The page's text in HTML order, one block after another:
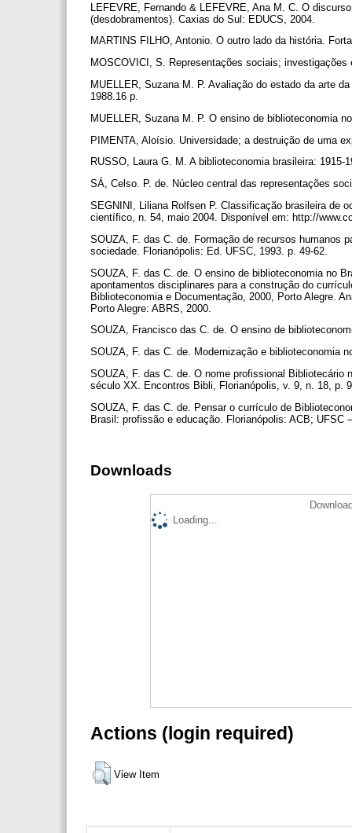
LEFEVRE, Fernando & LEFEVRE, Ana M. C. O
(desdobramentos). Caxias do Sul: EDUCS, 2004.
MARTINS FILHO, Antonio. O outro lado da história.
MOSCOVICI, S. Representações sociais;
MUELLER, Suzana M. P. Avaliação do estado da arte
1988.16 p.
MUELLER, Suzana M. P. O ensino de biblioteconomia
PIMENTA, Aloísio. Universidade; a destruição de uma
RUSSO, Laura G. M. A biblioteconomia brasileira:
SÁ, Celso. P. de. Núcleo central das representações
SEGNINI, Liliana Rolfsen P. Classificação brasileira de
científico, n. 54, maio 2004. Disponível em: http://
SOUZA, F. das C. de. Formação de recursos humanos
sociedade. Florianópolis: Ed. UFSC, 1993. p. 49-62.
SOUZA, F. das C. de. O ensino de biblioteconomia no
apontamentos disciplinares para a construção do
Biblioteconomia e Documentação, 2000, Porto Alegre.
Porto Alegre: ABRS, 2000.
SOUZA, Francisco das C. de. O ensino de
SOUZA, F. das C. de. Modernização e biblioteconomia
SOUZA, F. das C. de. O nome profissional
século XX. Encontros Bibli, Florianópolis, v. 9, n. 18, p.
SOUZA, F. das C. de. Pensar o currículo de
Brasil: profissão e educação. Florianópolis: ACB;
Downloads
Loading...
Actions (login required)
View Item